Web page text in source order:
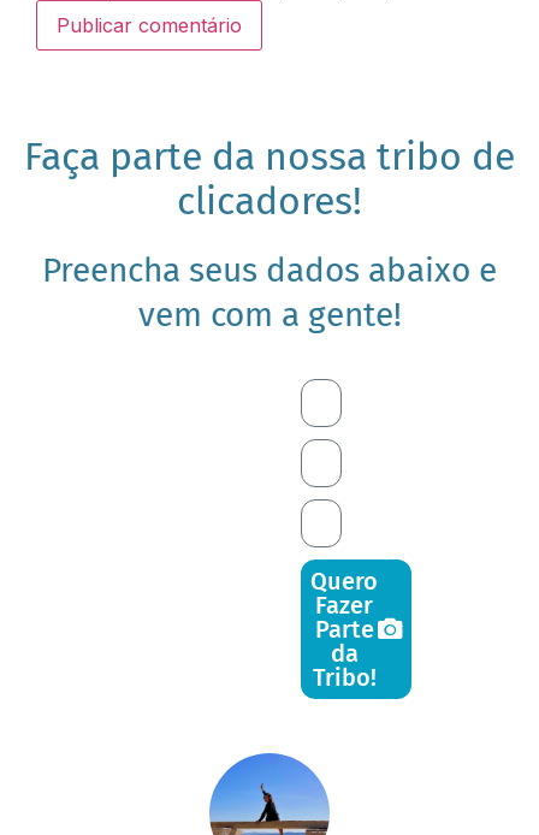
Faça parte da nossa tribo de
clicadores!
Preencha seus dados abaixo e
vem com a gente!
Quero
Fazer
Parte
da
Tribo!